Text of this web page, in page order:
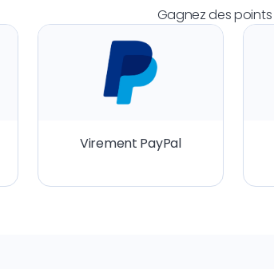
Gagnez des
Virement PayPal